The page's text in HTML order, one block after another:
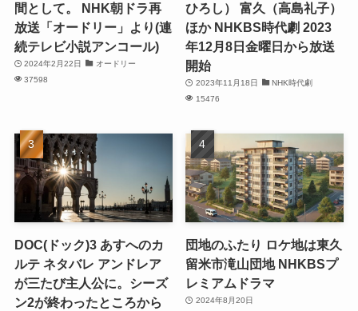
間として。 NHK朝ドラ再
放送「オードリー」より(連
続テレビ小説アンコール)
2024年2月22日
オードリー
37598
ひろし） 富久（高島礼子）
ほか NHKBS時代劇 2023
年12月8日金曜日から放送
開始
2023年11月18日
NHK時代劇
15476
DOC(ドック)3 あすへのカ
ルテ ネタバレ アンドレア
が三たび主人公に。シーズ
ン2が終わったところから
団地のふたり ロケ地は東久
留米市滝山団地 NHKBSプ
レミアムドラマ
2024年8月20日